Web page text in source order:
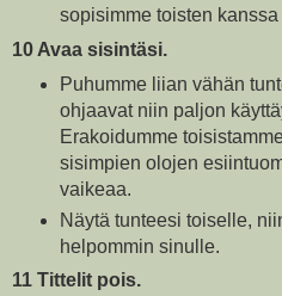
sopisimme toisten
10 Avaa sisintäsi.
Puhumme liian vähän
ohjaavat niin paljon
Erakoidumme
sisimpien olojen
vaikeaa.
Näytä tunteesi toiselle,
helpommin sinulle.
11 Tittelit pois.